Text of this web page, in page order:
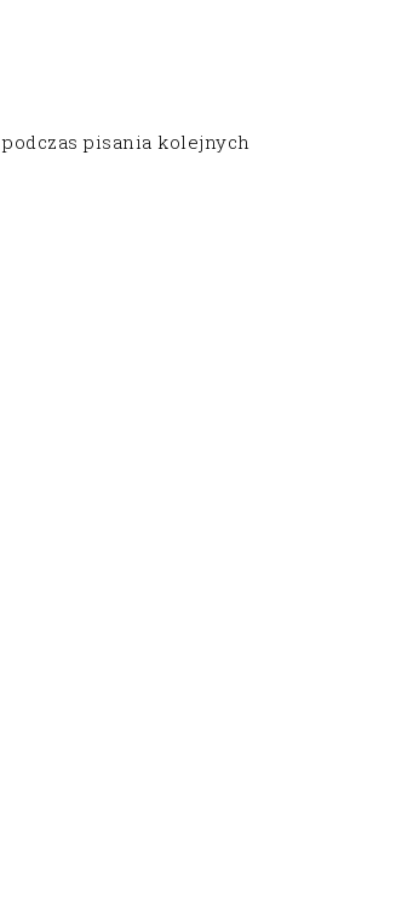
pisania kolejnych